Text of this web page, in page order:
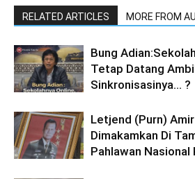
RELATED ARTICLES MORE FROM
Bung
Tetap Datang
Sinkronisasinya… ?
Letjend (Purn)
Dimakamkan Di
Pahlawan Nasional